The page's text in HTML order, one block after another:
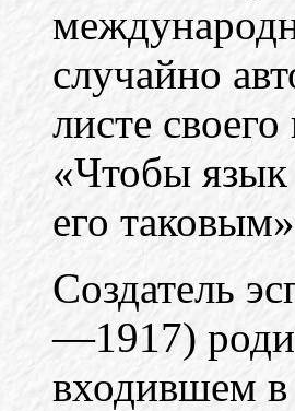
случайно
листе
«Чтобы язык
его
Создатель
—1917)
входившем в